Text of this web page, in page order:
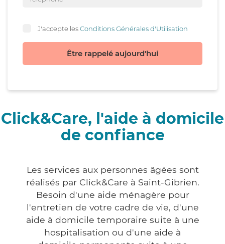
J'accepte lesConditions Générales d'Utilisation
Être rappelé aujourd'hui
Click&Care, l'aide à domicile
de confiance
Les services aux personnes âgées sont
réalisés par Click&Care à Saint-Gibrien.
Besoin d'une aide ménagère pour
l'entretien de votre cadre de vie, d'une
aide à domicile temporaire suite à une
hospitalisation ou d'une aide à